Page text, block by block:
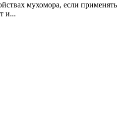
мухомора, если применять
и...